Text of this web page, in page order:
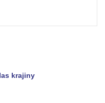
v
Na
krajiny